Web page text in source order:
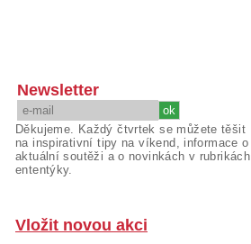
Newsletter
Děkujeme. Každý čtvrtek se můžete těšit
na inspirativní tipy na víkend, informace o
aktuální soutěži a o novinkách v rubrikách
ententýky.
Vložit novou akci